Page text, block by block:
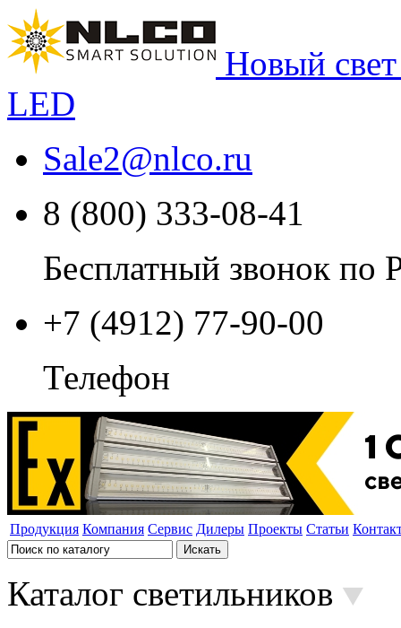
Новый
LED
Sale2@nlco.ru
8 (800) 333-08-41
Бесплатный звонок по
+7 (4912) 77-90-00
Телефон
Продукция Компания Сервис Дилеры Проекты Статьи
Каталог светильников